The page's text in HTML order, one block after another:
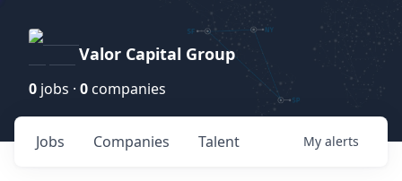
Valor Capital Group
0 jobs · 0 companies
Jobs Companies Talent My alerts